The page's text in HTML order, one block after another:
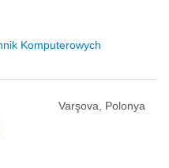
Komputerowych
Varşova, Polonya